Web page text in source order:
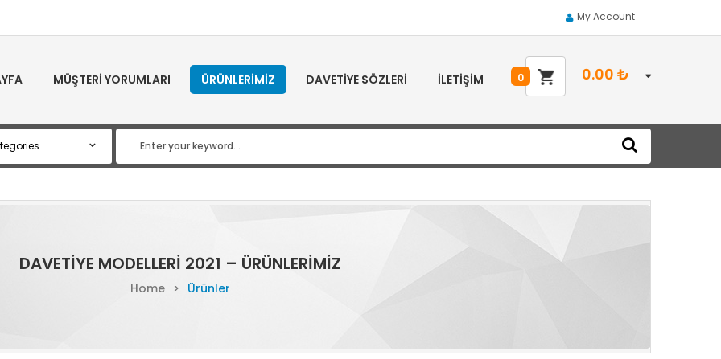
My Account
MÜŞTERI YORUMLARI ÜRÜNLERIMIZ DAVETIYE SÖZLERI İLETIŞIM 0.00 ₺
0
DAVETIYE MODELLERI 2021 – ÜRÜNLERIMIZ
Home > Ürünler